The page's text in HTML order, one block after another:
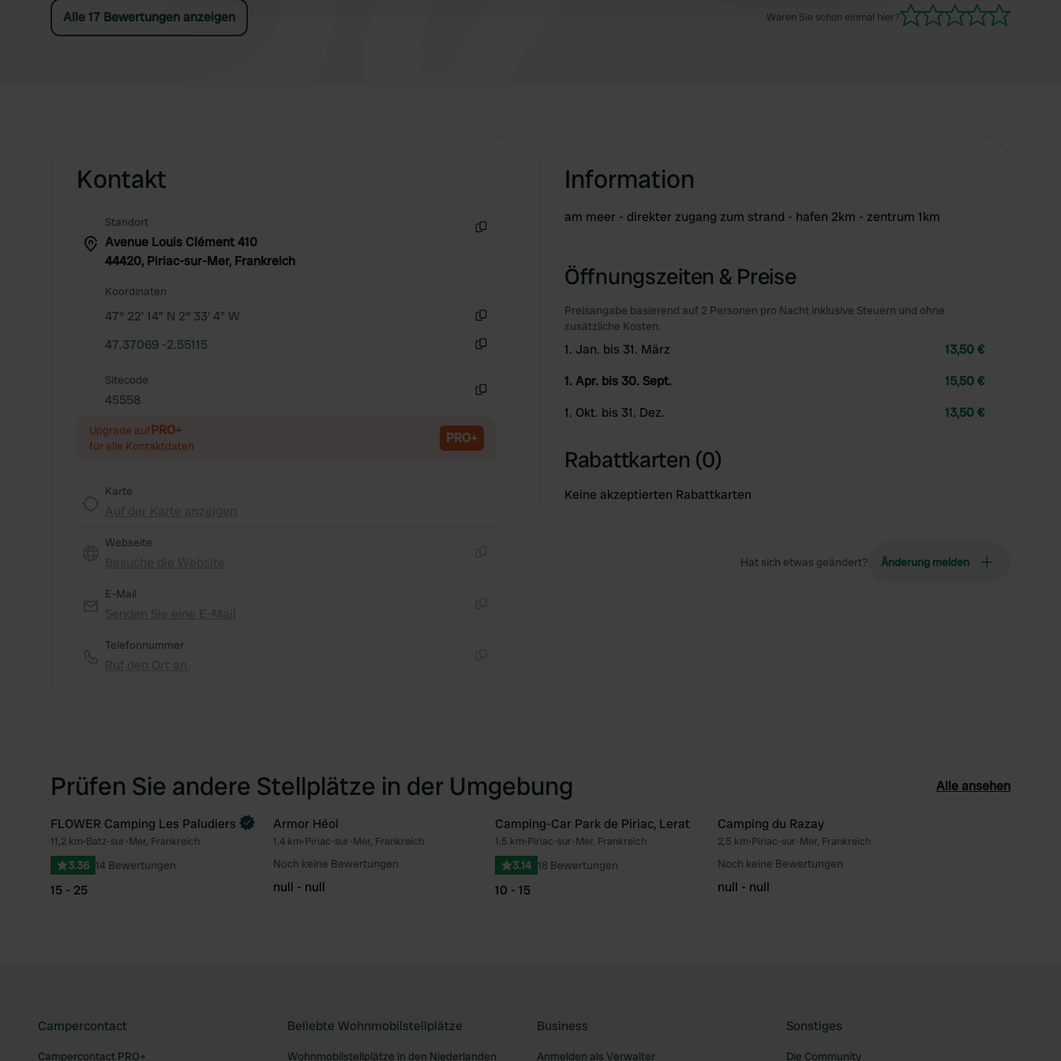
Alle 17 Bewertungen anzeigen Waren Sie schon einmal hier?
Kontakt
Standort
Avenue Louis Clément 410
44420, Piriac-sur-Mer, Frankreich
Koordinaten
47° 22' 14" N 2° 33' 4" W
47.37069 -2.55115
Sitecode
45558
Upgrade aufPRO+
für alle Kontaktdaten PRO+
Karte
Webseite
E-Mail
Telefonnummer
Information
am meer - direkter zugang zum strand - hafen 2km - zentrum 1km
Öffnungszeiten & Preise
Preisangabe basierend auf 2 Personen pro Nacht inklusive Steuern und ohne
zusätzliche Kosten.
1. Jan. bis 31. März
13,50 €
1. Apr. bis 30. Sept.
15,50 €
1. Okt. bis 31. Dez.
13,50 €
Rabattkarten (0)
Keine akzeptierten Rabattkarten
Hat sich etwas geändert? Änderung melden
Prüfen Sie andere Stellplätze in der Umgebung Alle ansehen
Favorit
Jetzt buchen
FLOWER Camping Les Paludiers
11,2 km•Batz-sur-Mer, Frankreich
3.36 14 Bewertungen
15 - 25
Favorit
Armor Héol
1,4 km•Piriac-sur-Mer, Frankreich
Noch keine Bewertungen
null - null
Favorit
Camping-Car Park de Piriac, Lerat
1,5 km•Piriac-sur-Mer, Frankreich
3.14 18 Bewertungen
10 - 15
Camping du Razay
2,5 km•Piriac-sur-Mer, Frankreich
Noch keine Bewertungen
null - null
Campercontact
Campercontact PRO+
Beliebte Wohnmobilstellplätze
Wohnmobilstellplätze in den Niederlanden
Business
Anmelden als Verwalter
Sonstiges
Die Community